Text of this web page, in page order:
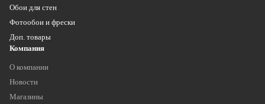
Обои для стен
Фотообои и фрески
Доп. товары
Компания
О компании
Новости
Магазины